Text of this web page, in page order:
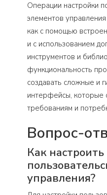
Операции настройки
элементов
как с помощью
и с использованием
инструментов и
функциональность
создавать сложные и
интерфейсы, которые
требованиям и
Вопрос-
Как настроить
управления?